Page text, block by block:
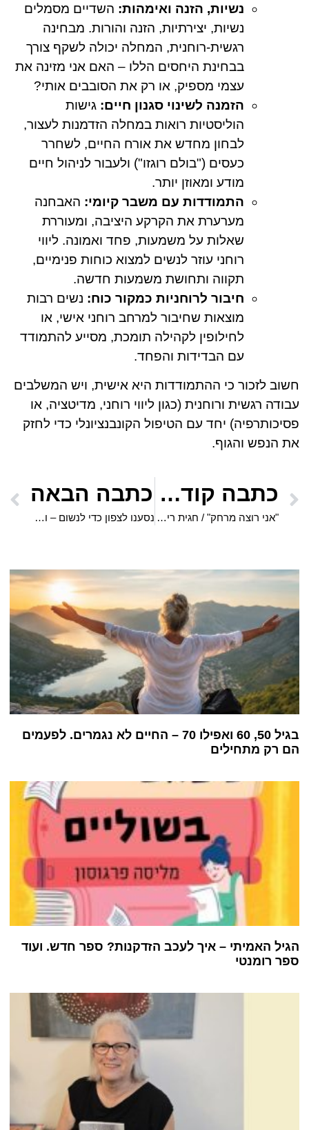
נשיות, הזנה ואימהות: השדיים מסמלים
נשיות, יצירתיות, הזנה והורות. מבחינה
רגשית-רוחנית, המחלה יכולה לשקף צורך
בבחינת היחסים הללו – האם אני מזינה את
עצמי מספיק, או רק את הסובבים אותי?
הזמנה לשינוי סגנון חיים: גישות
הוליסטיות רואות במחלה הזדמנות לעצור,
לבחון מחדש את אורח החיים, לשחרר
כעסים ("בולם רוגזו") ולעבור לניהול חיים
מודע ומאוזן יותר.
התמודדות עם משבר קיומי: האבחנה
מערערת את הקרקע היציבה, ומעוררת
שאלות על משמעות, פחד ואמונה. ליווי
רוחני עוזר לנשים למצוא כוחות פנימיים,
תקווה ותחושת משמעות חדשה.
חיבור לרוחניות כמקור כוח: נשים רבות
מוצאות שחיבור למרחב רוחני אישי, או
לחילופין לקהילה תומכת, מסייע להתמודד
עם הבדידות והפחד.
חשוב לזכור כי ההתמודדות היא אישית, ויש המשלבים
עבודה רגשית ורוחנית (כגון ליווי רוחני, מדיטציה, או
פסיכותרפיה) יחד עם הטיפול הקונבנציונלי כדי לחזק
את הנפש והגוף.
כתבה קודמת
"אני רוצה מרחק" / חגית רימון
כתבה הבאה
נסענו לצפון כדי לנשום – וגילינו חופשה שקטה וקסומה בין הדובדבנים והירוק של הגולן
בגיל 50, 60 ואפילו 70 – החיים לא נגמרים. לפעמים
הם רק מתחילים
הגיל האמיתי – איך לעכב הזדקנות? ספר חדש. ועוד
ספר רומנטי